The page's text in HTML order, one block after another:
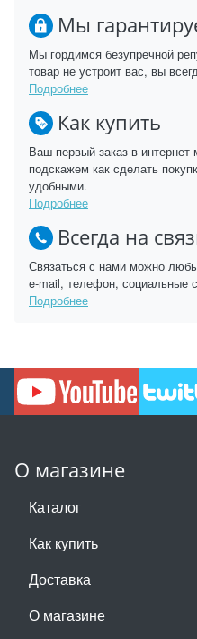
Мы
Мы гордимся безупречной
товар не устроит вас, вы
Подробнее
Как купить
Ваш первый заказ в
подскажем как сделать
удобными.
Подробнее
Всегда на
Связаться с нами можно
e-mail, телефон, социальные
Подробнее
О магазине
Каталог
Как купить
Доставка
О магазине